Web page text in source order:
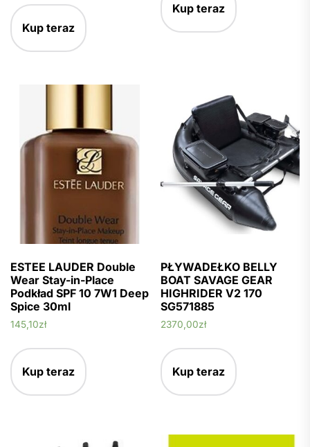
Kup teraz
Kup teraz
ESTEE LAUDER Double
Wear Stay-in-Place
Podkład SPF 10 7W1 Deep
Spice 30ml
145,10zł
Kup teraz
PŁYWADEŁKO BELLY
BOAT SAVAGE GEAR
HIGHRIDER V2 170
SG571885
2370,00zł
Kup teraz